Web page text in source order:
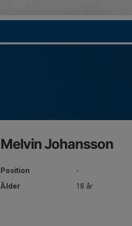
Melvin Johansson
Position
-
Ålder
18 år